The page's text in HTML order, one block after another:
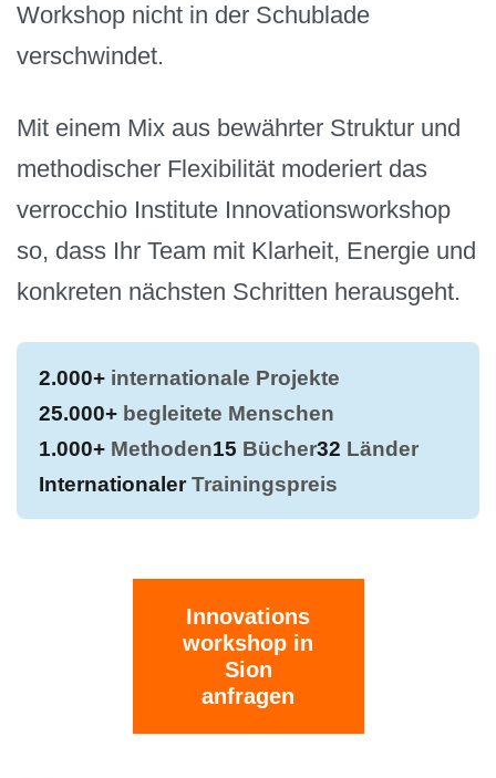
Workshop nicht in der Schublade
verschwindet.
Mit einem Mix aus bewährter Struktur und
methodischer Flexibilität moderiert das
verrocchio Institute Innovationsworkshop
so, dass Ihr Team mit Klarheit, Energie und
konkreten nächsten Schritten herausgeht.
2.000+ internationale Projekte
25.000+ begleitete Menschen
1.000+ Methoden15 Bücher32 Länder
InternationalerTrainingspreis
Innovations
workshop in
Sion
anfragen